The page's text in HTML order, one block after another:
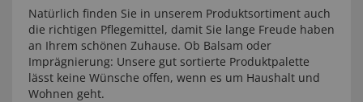
Natürlich finden Sie in unserem Produktsortiment auch
die richtigen Pflegemittel, damit Sie lange Freude haben
an Ihrem schönen Zuhause. Ob Balsam oder
Imprägnierung: Unsere gut sortierte Produktpalette
lässt keine Wünsche offen, wenn es um Haushalt und
Wohnen geht.